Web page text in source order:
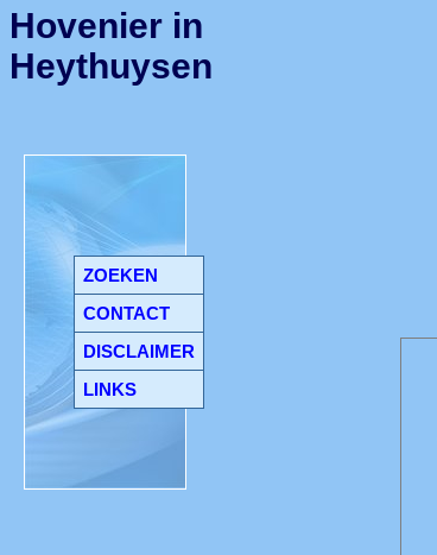
ZOEKEN
CONTACT
DISCLAIMER
LINKS
Hovenier in
Heythuysen